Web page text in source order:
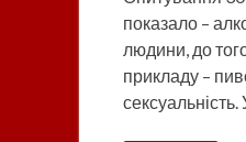
показало –
людини, до
прикладу –
сексуальність.